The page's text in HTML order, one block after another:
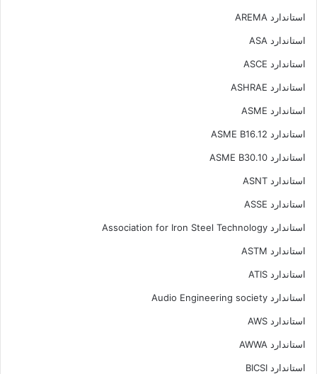
استاندارد AREMA
استاندارد ASA
استاندارد ASCE
استاندارد ASHRAE
استاندارد ASME
استاندارد ASME B16.12
استاندارد ASME B30.10
استاندارد ASNT
استاندارد ASSE
استاندارد Association for Iron Steel Technology
استاندارد ASTM
استاندارد ATIS
استاندارد Audio Engineering society
استاندارد AWS
استاندارد AWWA
استاندارد BICSI